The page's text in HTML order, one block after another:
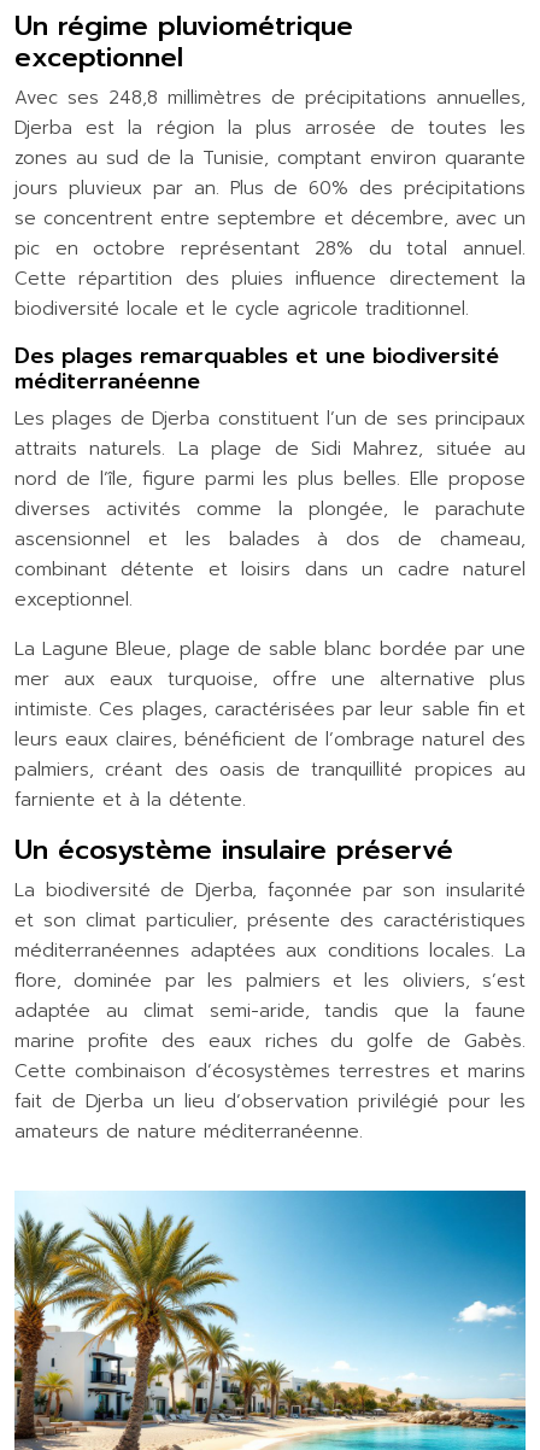
Un régime pluviométrique
exceptionnel
Avec ses 248,8 millimètres de précipitations annuelles,
Djerba est la région la plus arrosée de toutes les
zones au sud de la Tunisie, comptant environ quarante
jours pluvieux par an. Plus de 60% des précipitations
se concentrent entre septembre et décembre, avec un
pic en octobre représentant 28% du total annuel.
Cette répartition des pluies influence directement la
biodiversité locale et le cycle agricole traditionnel.
Des plages remarquables et une biodiversité
méditerranéenne
Les plages de Djerba constituent l’un de ses principaux
attraits naturels. La plage de Sidi Mahrez, située au
nord de l’île, figure parmi les plus belles. Elle propose
diverses activités comme la plongée, le parachute
ascensionnel et les balades à dos de chameau,
combinant détente et loisirs dans un cadre naturel
exceptionnel.
La Lagune Bleue, plage de sable blanc bordée par une
mer aux eaux turquoise, offre une alternative plus
intimiste. Ces plages, caractérisées par leur sable fin et
leurs eaux claires, bénéficient de l’ombrage naturel des
palmiers, créant des oasis de tranquillité propices au
farniente et à la détente.
Un écosystème insulaire préservé
La biodiversité de Djerba, façonnée par son insularité
et son climat particulier, présente des caractéristiques
méditerranéennes adaptées aux conditions locales. La
flore, dominée par les palmiers et les oliviers, s’est
adaptée au climat semi-aride, tandis que la faune
marine profite des eaux riches du golfe de Gabès.
Cette combinaison d’écosystèmes terrestres et marins
fait de Djerba un lieu d’observation privilégié pour les
amateurs de nature méditerranéenne.